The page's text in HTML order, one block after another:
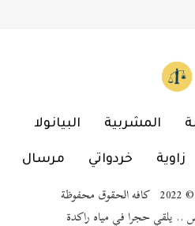
المشربية البيانولا
زاوية خردواتي مرسال
.. يلقي حجرا في مياه راكدة